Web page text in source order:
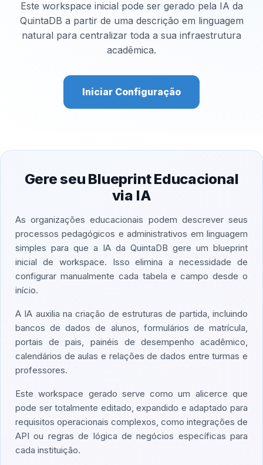
Este workspace inicial pode ser gerado pela IA da
QuintaDB a partir de uma descrição em linguagem
natural para centralizar toda a sua infraestrutura
acadêmica.
Iniciar Configuração
Gere seu Blueprint Educacional
via IA
As organizações educacionais podem descrever seus
processos pedagógicos e administrativos em linguagem
simples para que a IA da QuintaDB gere um blueprint
inicial de workspace. Isso elimina a necessidade de
configurar manualmente cada tabela e campo desde o
início.
A IA auxilia na criação de estruturas de partida, incluindo
bancos de dados de alunos, formulários de matrícula,
portais de pais, painéis de desempenho acadêmico,
calendários de aulas e relações de dados entre turmas e
professores.
Este workspace gerado serve como um alicerce que
pode ser totalmente editado, expandido e adaptado para
requisitos operacionais complexos, como integrações de
API ou regras de lógica de negócios específicas para
cada instituição.